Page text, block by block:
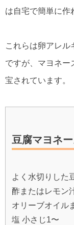
は自宅で簡単に作
これらは卵アレル
ですが、マヨネー
宝されています。
豆腐マヨネ
よく水切りした
酢またはレモン
オリーブオイル
塩 小さじ1〜